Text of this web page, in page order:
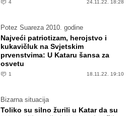
4 24.11.22. 18:28
Potez Suareza 2010. godine
Najveći patriotizam, herojstvo i
kukavičluk na Svjetskim
prvenstvima: U Kataru šansa za
osvetu
1 18.11.22. 19:10
Bizarna situacija
Toliko su silno žurili u Katar da su